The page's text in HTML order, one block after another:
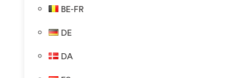
BE-FR
DE
DA